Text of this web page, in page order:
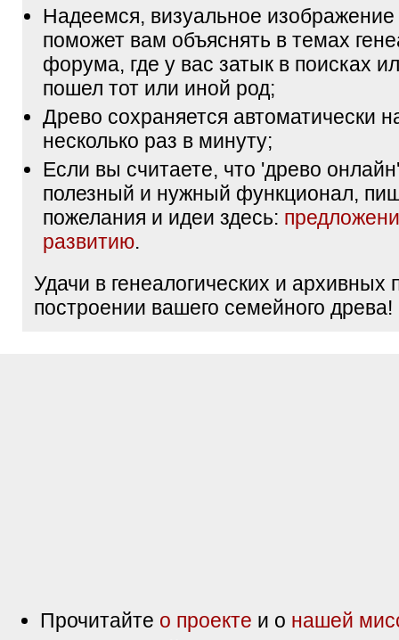
Надеемся, визуальное
поможет вам объяснять в темах
форума, где у вас затык в поисках
пошел тот или иной род;
Древо сохраняется автоматически
несколько раз в минуту;
Если вы считаете, что 'древо
полезный и нужный функционал,
пожелания и идеи здесь:
развитию.
Удачи в генеалогических и архивных
построении вашего семейного древа!
Прочитайте о проекте и о нашей